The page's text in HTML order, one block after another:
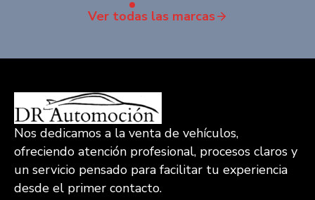
Ver todas las marcas
Nos dedicamos a la venta de vehículos,
ofreciendo atención profesional, procesos claros y
un servicio pensado para facilitar tu experiencia
desde el primer contacto.